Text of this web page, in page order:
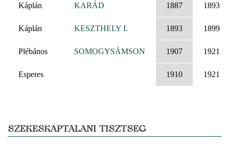
Káplán KARÁD 1887 1893
Káplán KESZTHELY I. 1893 1899
Plébános SOMOGYSÁMSON 1907 1921
Esperes 1910 1921
SZÉKESKÁPTALANI TISZTSÉG